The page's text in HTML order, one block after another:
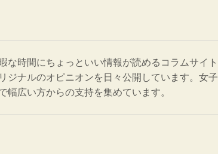
な時間にちょっといい情報が読めるコラムサイト
ジナルのオピニオンを日々公開しています。女子
幅広い方からの支持を集めています。